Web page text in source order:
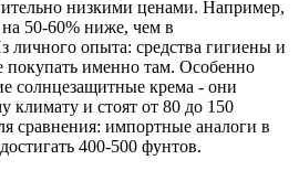
низкими ценами. Например,
50-60% ниже, чем в
личного опыта: средства гигиены и
покупать именно там. Особенно
солнцезащитные крема - они
климату и стоят от 80 до 150
сравнения: импортные аналоги в
400-500 фунтов.